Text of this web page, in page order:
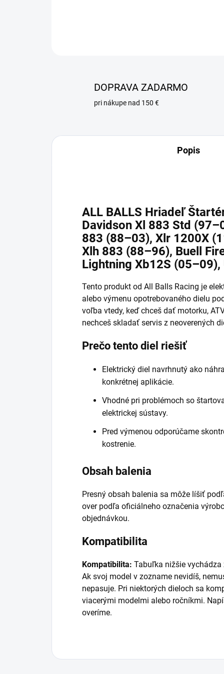
DOPRAVA ZADARMO
pri nákupe nad 150 €
Popis
ALL BALLS Hriadeľ
Davidson Xl 883 Std
883 (88–03), Xlr 1200X
Xlh 883 (88–96), Buell
Lightning Xb12S
Tento produkt od All Balls Racing je
alebo výmenu opotrebovaného dielu
voľba vtedy, keď chceš dať motorku,
nechceš skladať servis z neoverených
Prečo tento diel riešiť
Elektrický diel navrhnutý ako
konkrétnej aplikácie.
Vhodné pri problémoch so
elektrickej sústavy.
Pred výmenou odporúčame
kostrenie.
Obsah balenia
Presný obsah balenia sa môže líšiť
over podľa oficiálneho označenia
objednávkou.
Kompatibilita
Kompatibilita: Tabuľka nižšie
Ak svoj model v zozname nevidíš,
nepasuje. Pri niektorých dieloch sa
viacerými modelmi alebo ročníkmi.
overíme.